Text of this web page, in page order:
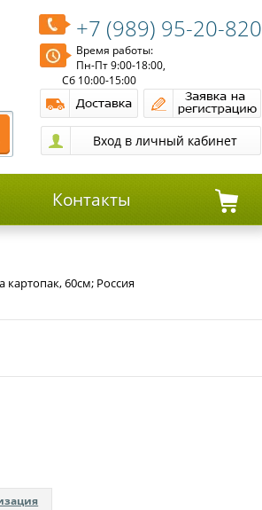
+7 (989) 95-20-820
Время работы:
Пн-Пт 9:00-18:00,
Сб 10:00-15:00
Контакты
картопак, 60см; Россия